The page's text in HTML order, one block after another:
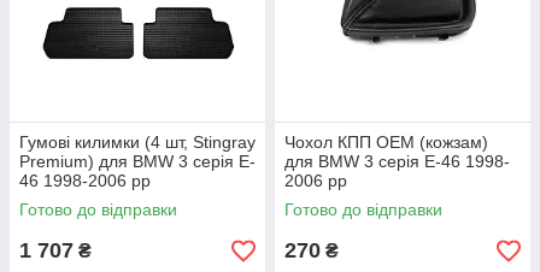
Гумові килимки (4 шт, Stingray
Premium) для BMW 3 серія E-
46 1998-2006 рр
Готово до відправки
1 707 ₴
Чохол КПП ОЕМ (кожзам)
для BMW 3 серія E-46 1998-
2006 рр
Готово до відправки
270 ₴